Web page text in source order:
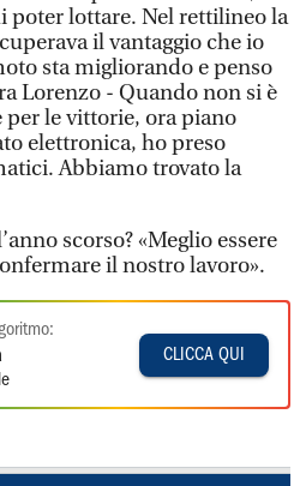
poter lottare. Nel rettilineo la
il vantaggio che io
sta migliorando e penso
Lorenzo - Quando non si è
le vittorie, ora piano
elettronica, ho preso
Abbiamo trovato la
scorso? «Meglio essere
il nostro lavoro».
CLICCA QUI